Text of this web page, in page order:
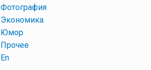
Фотография
Экономика
Юмор
Прочее
En